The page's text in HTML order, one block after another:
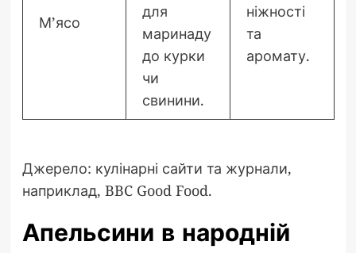
М’ясо
для
маринаду
до курки
чи
свинини.
ніжності
та
аромату.
Джерело: кулінарні сайти та журнали,
наприклад, BBC Good Food.
Апельсини в народній